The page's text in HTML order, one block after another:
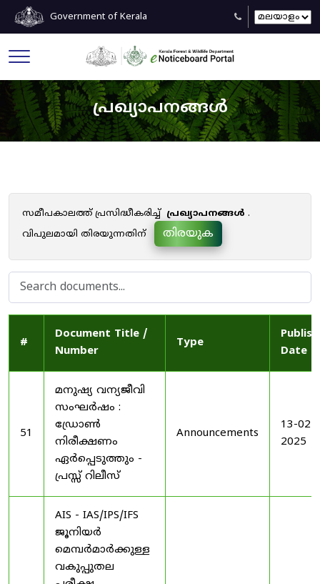
Government of Kerala
പ്രഖ്യാപനങ്ങൾ
സമീപകാലത്ത് പ്രസിദ്ധീകരിച്ച് പ്രഖ്യാപനങ്ങൾ .
വിപുലമായി തിരയുന്നതിന്
തിരയുക
#
Document Title /
Number
Type
Date
51
മനുഷ്യ വന്യജീവി
സംഘർഷം :
ഡ്രോൺ
നിരീക്ഷണം
ഏർപ്പെടുത്തും -
പ്രസ്സ് റിലീസ്
Announcements
13-02-
2025
AIS - IAS/IPS/IFS
ജൂനിയർ
മെമ്പർമാർക്കുള്ള
വകുപ്പുതല